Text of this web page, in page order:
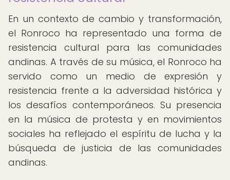
En un contexto de cambio y transformación,
el Ronroco ha representado una forma de
resistencia cultural para las comunidades
andinas. A través de su música, el Ronroco ha
servido como un medio de expresión y
resistencia frente a la adversidad histórica y
los desafíos contemporáneos. Su presencia
en la música de protesta y en movimientos
sociales ha reflejado el espíritu de lucha y la
búsqueda de justicia de las comunidades
andinas.